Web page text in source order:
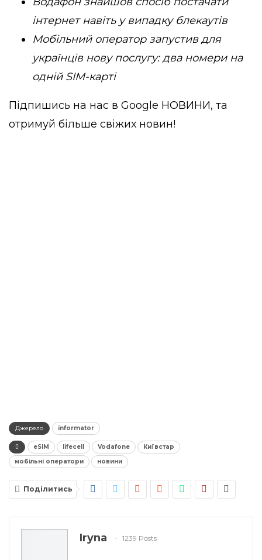
інтернет навіть у випадку блекаутів
Мобільний оператор запустив для
українців нову послугу: два номери на
одній SIM-карті
Підпишись на нас в Google НОВИНИ, та
отримуй більше свіжих новин!
Джерело informator
eSIM lifecell Vodafone
Київстар
мобільні оператори
новини
Поділитись
Iryna 1239 Posts